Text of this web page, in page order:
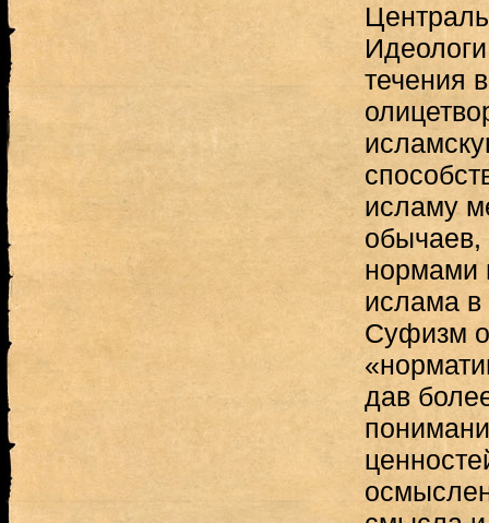
течения
исламу
нормами
ислама
Суфизм
дав